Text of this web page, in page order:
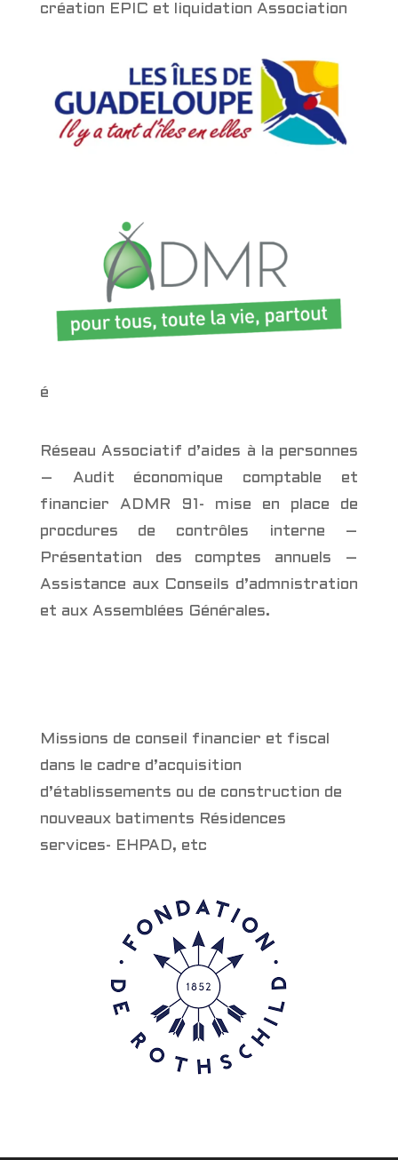
création EPIC et liquidation Association
é
Réseau Associatif d’aides à la personnes
– Audit économique comptable et
financier ADMR 91- mise en place de
procdures de contrôles interne –
Présentation des comptes annuels –
Assistance aux Conseils d’admnistration
et aux Assemblées Générales.
Missions de conseil financier et fiscal
dans le cadre d’acquisition
d’établissements ou de construction de
nouveaux batiments Résidences
services- EHPAD, etc